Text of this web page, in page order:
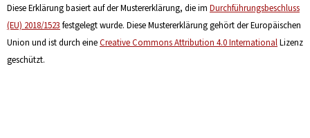
Diese Erklärung basiert auf der Mustererklärung, die im Durchführungsbeschluss
(EU) 2018/1523 festgelegt wurde. Diese Mustererklärung gehört der Europäischen
Union und ist durch eineCreative Commons Attribution 4.0 InternationalLizenz
geschützt.